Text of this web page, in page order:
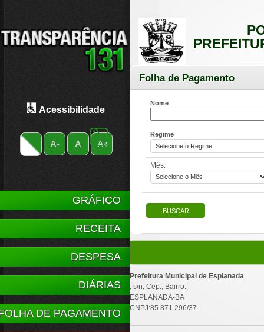
Acessibilidade
A- A A+
GRÁFICO
RECEITA
DESPESA
DIÁRIAS
DE PAGAMENTO
Folha de Pagamento
Nome
Regime
Mês:
Prefeitura Municipal de Esplanada
, s/n, Cep:, Bairro:
ESPLANADA-BA
CNPJ:85.871.296/37-